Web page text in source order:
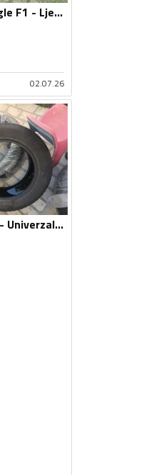
GoodYear - Eagle F1 - Ljetnja guma
02.07.26
GoodYear - F1 - Univerzalna guma